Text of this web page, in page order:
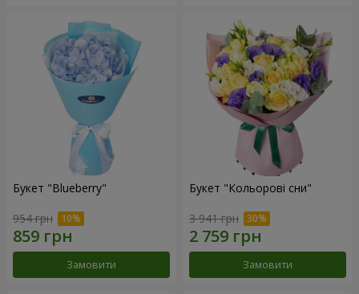
Букет "Blueberry"
954 грн
Замовити
Букет "Кольорові сни"
3 941 грн
Замовити